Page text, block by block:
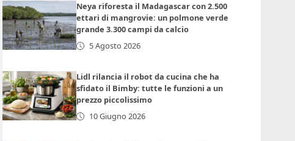
Neya riforesta il Madagascar con 2.500
ettari di mangrovie: un polmone verde
grande 3.300 campi da calcio
5 Agosto 2026
Lidl rilancia il robot da cucina che ha
sfidato il Bimby: tutte le funzioni a un
prezzo piccolissimo
10 Giugno 2026